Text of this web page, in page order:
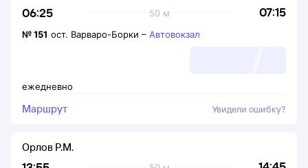
06:25 07:15
50 м
ежедневно
№151 ост. Варваро-Борки – Автовокзал
Маршрут Увидели ошибку?
Орлов Р.М.